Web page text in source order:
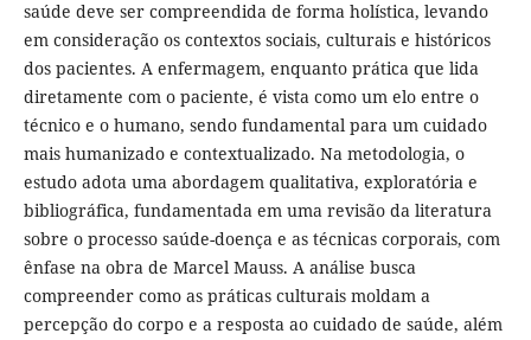
saúde deve ser compreendida de forma holística, levando
em consideração os contextos sociais, culturais e históricos
dos pacientes. A enfermagem, enquanto prática que lida
diretamente com o paciente, é vista como um elo entre o
técnico e o humano, sendo fundamental para um cuidado
mais humanizado e contextualizado. Na metodologia, o
estudo adota uma abordagem qualitativa, exploratória e
bibliográfica, fundamentada em uma revisão da literatura
sobre o processo saúde-doença e as técnicas corporais, com
ênfase na obra de Marcel Mauss. A análise busca
compreender como as práticas culturais moldam a
percepção do corpo e a resposta ao cuidado de saúde, além